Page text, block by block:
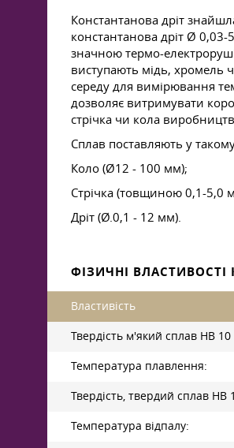
Константанова дріт
константанова дріт Ø
значною термо-
виступають мідь, хромель
середу для вимірювання
дозволяє витримувати
стрічка чи кола
Сплав поставляють у
Коло (Ø12 - 100 мм);
Стрічка (товщиною 0,1-
Дріт (Ø.0,1 - 12 мм).
ФІЗИЧНІ ВЛАСТИВОСТІ
Властивість
Твердість м'який сплав HB 10
Температура плавлення:
Твердість, твердий сплав HB
Температура відпалу: